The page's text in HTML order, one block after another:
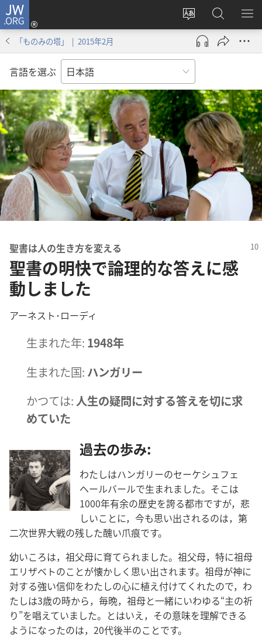
JW.ORG
サ
イ
ト
の
言
語
を
変
え
る
ロ
グ
ン
し
い
タ
ブ
で
開
く）
JW.ORG
の
検
メ
を
「ものみの塔」 | 2015年2月
言語を選ぶ
聖書​は​人​の​生き方​を​変える
聖書の明快で論理的な答えに感
動しました
アーネスト​･​ローディ
生ま​れ​た​年: 1948​年
生ま​れ​た​国: ハンガリー
かつて​は:人生​の​疑問​に​対する​答え​を​切​に​求
め​て​い​た
過去​の​歩み:
わたし​は​ハンガリー​の​セーケシュフェ
ヘールバール​で​生ま​れ​まし​た。そこ​は​
1000​年​有余​の​歴史​を​誇る​都市​です​が，悲
しい​こと​に，今​も​思い出さ​れる​の​は，第​
二​次​世界​大戦​の​残し​た​醜い​爪痕​です。
幼い​ころ​は，祖父母​に​育て​られ​まし​た。祖父母，特に​祖母​
エリザベト​の​こと​が​懐かしく​思い出さ​れ​ます。祖母​が​神​に​
対する​強い​信仰​を​わたし​の​心​に​植え付け​て​くれ​た​の​で，わ
たし​は​3​歳​の​時​から，毎晩，祖母​と​一緒​に​いわゆる“主​の​祈
り”を​唱え​て​い​まし​た。と​は​いえ，その​意味​を​理解​できる​
よう​に​なっ​た​の​は，20​代​後半​の​こと​です。